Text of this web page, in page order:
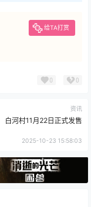
给TA打赏
0 0
资讯
白河村11月22日正式发售
2025-10-23 15:58:03